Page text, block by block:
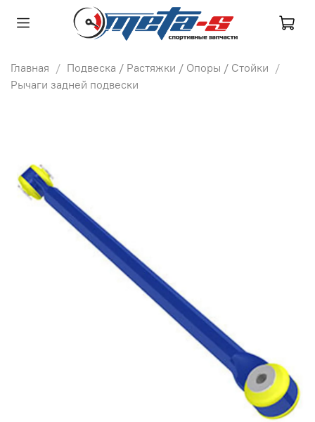
Главная
Подвеска / Растяжки / Опоры / Стойки
Рычаги задней подвески